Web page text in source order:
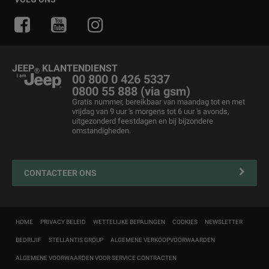
Aanbiedingen voor professionelen
Private Lease
Tweedehandswagens
Waar SUV's thuis zijn
Aanbiedingen van het moment
Voertuigonderhoud
Contacteer uw Erkende Hersteller
Mopar Connect
Jeep & Juventus
JEEP® KLANTENDIENST
00 800 0 426 5337
0800 55 888 (via gsm)
Gratis nummer, bereikbaar van maandag tot en met
vrijdag van 9 uur 's morgens tot 6 uur 's avonds,
uitgezonderd feestdagen en bij bijzondere
omstandigheden.
CONTACTEER ONS
HOME PRIVACY BELEID WETTELIJKE BEPALINGEN COOKIES NEWSLETTER
BEDRIJIF STELLANTIS GROUP ALGEMENE VERKOOPVOORWAARDEN
ALGEMENE VOORWAARDEN VOOR SERVICE CONTRACTEN